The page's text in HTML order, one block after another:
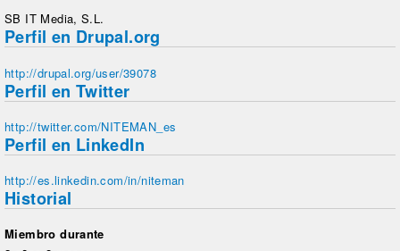
SB IT Media, S.L.
Perfil en Drupal.org
http://drupal.org/user/39078
Perfil en Twitter
http://twitter.com/NITEMAN_es
Perfil en LinkedIn
http://es.linkedin.com/in/niteman
Historial
Miembro durante